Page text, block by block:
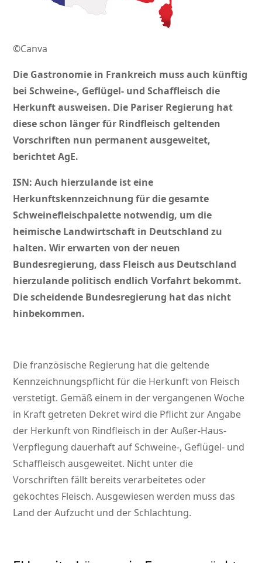
©Canva
Die Gastronomie in Frankreich muss auch künftig
bei Schweine-, Geflügel- und Schaffleisch die
Herkunft ausweisen. Die Pariser Regierung hat
diese schon länger für Rindfleisch geltenden
Vorschriften nun permanent ausgeweitet,
berichtet AgE.
ISN: Auch hierzulande ist eine
Herkunftskennzeichnung für die gesamte
Schweinefleischpalette notwendig, um die
heimische Landwirtschaft in Deutschland zu
halten. Wir erwarten von der neuen
Bundesregierung, dass Fleisch aus Deutschland
hierzulande politisch endlich Vorfahrt bekommt.
Die scheidende Bundesregierung hat das nicht
hinbekommen.
Die französische Regierung hat die geltende
Kennzeichnungspflicht für die Herkunft von Fleisch
verstetigt. Gemäß einem in der vergangenen Woche
in Kraft getreten Dekret wird die Pflicht zur Angabe
der Herkunft von Rindfleisch in der Außer-Haus-
Verpflegung dauerhaft auf Schweine-, Geflügel- und
Schaffleisch ausgeweitet. Nicht unter die
Vorschriften fällt bereits verarbeitetes oder
gekochtes Fleisch. Ausgewiesen werden muss das
Land der Aufzucht und der Schlachtung.